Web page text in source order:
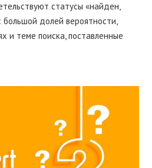
статусы «найден,
большой долей вероятности,
и теме поиска, поставленные